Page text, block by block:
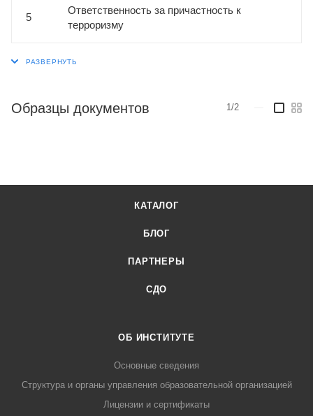
5
Ответственность за причастность к
терроризму
Образцы документов 1/2
КАТАЛОГ
БЛОГ
ПАРТНЕРЫ
СДО
ОБ ИНСТИТУТЕ
Основные сведения
Структура и органы управления образовательной организацией
Лицензии и сертификаты